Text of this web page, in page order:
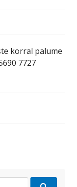
korral palume
7727